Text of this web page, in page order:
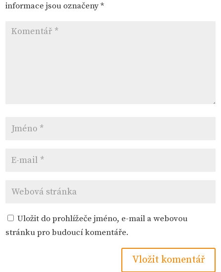
informace jsou označeny*
Uložit do prohlížeče jméno, e-mail a webovou
stránku pro budoucí komentáře.